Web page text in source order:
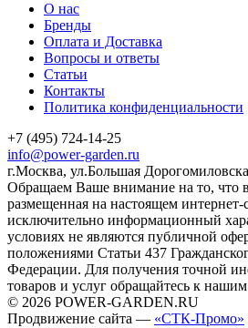
О нас
Бренды
Оплата и Доставка
Вопросы и ответы
Статьи
Контакты
Политика конфиденциальности
+7 (495) 724-14-25
info@power-garden.ru
г.Москва, ул.Большая
Обращаем Ваше внимание на то, что
размещенная на настоящем интернет-
исключительно информационный
условиях не являются публичной
положениями Статьи 437
Федерации. Для получения точной
товаров и услуг обращайтесь к
© 2026 POWER-GARDEN.RU
Продвижение сайта — «СТК-Промо»